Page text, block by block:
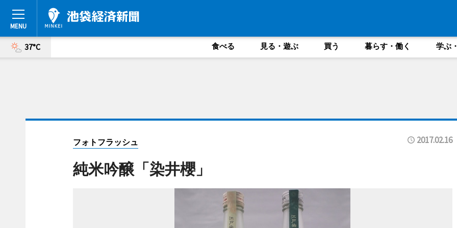
37°C 食べる 見る・遊ぶ 買う 暮らす・働く 学ぶ
フォトフラッシュ 2017.02.16
純米吟醸「染井櫻」